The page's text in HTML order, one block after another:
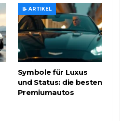
📝 ARTIKEL
Symbole für Luxus
und Status: die besten
Premiumautos